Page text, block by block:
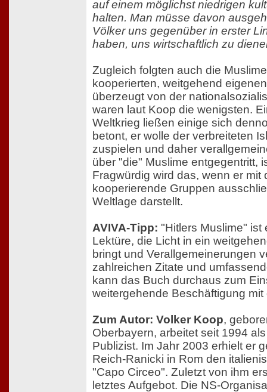
auf einem möglichst niedrigen
halten. Man müsse davon
Völker uns gegenüber in erster
haben, uns wirtschaftlich zu
Zugleich folgten auch die
kooperierten, weitgehend
überzeugt von der
waren laut Koop die wenigsten.
Weltkrieg ließen einige sich
betont, er wolle der verbreiteten
zuspielen und daher
über "die" Muslime entgegentritt,
Fragwürdig wird das, wenn er mit
kooperierende Gruppen
Weltlage darstellt.
AVIVA-Tipp: "Hitlers Muslime"
Lektüre, die Licht in ein
bringt und Verallgemeinerungen
zahlreichen Zitate und
kann das Buch durchaus zum
weitergehende Beschäftigung
Zum Autor: Volker Koop,
Oberbayern, arbeitet seit 1994
Publizist. Im Jahr 2003 erhielt er
Reich-Ranicki in Rom den
"Capo Circeo". Zuletzt von ihm
letztes Aufgebot. Die NS-